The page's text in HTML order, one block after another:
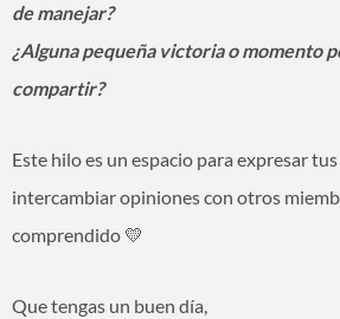
de manejar?
¿Alguna pequeña victoria o momento
compartir?
Este hilo es un espacio para expresar
intercambiar opiniones con otros
comprendido 💛
Que tengas un buen día,